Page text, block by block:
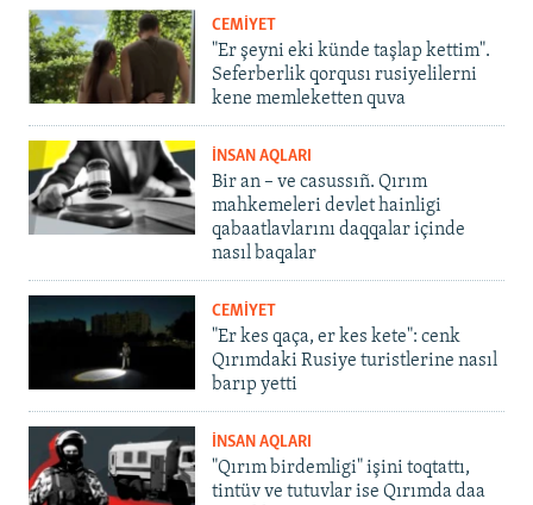
CEMİYET
"Er şeyni eki künde taşlap kettim".
Seferberlik qorqusı rusiyelilerni
kene memleketten quva
İNSAN AQLARI
Bir an – ve casussıñ. Qırım
mahkemeleri devlet hainligi
qabaatlavlarını daqqalar içinde
nasıl baqalar
CEMİYET
"Er kes qaça, er kes kete": cenk
Qırımdaki Rusiye turistlerine nasıl
barıp yetti
İNSAN AQLARI
"Qırım birdemligi" işini toqtattı,
tintüv ve tutuvlar ise Qırımda daa